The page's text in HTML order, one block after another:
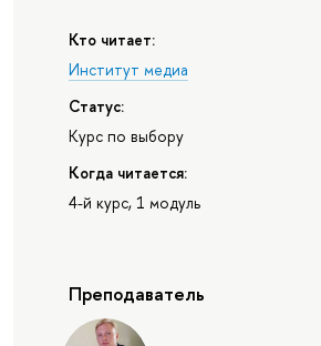
Кто читает:
Институт медиа
Статус:
Курс по выбору
Когда читается:
4-й курс, 1 модуль
Преподаватель